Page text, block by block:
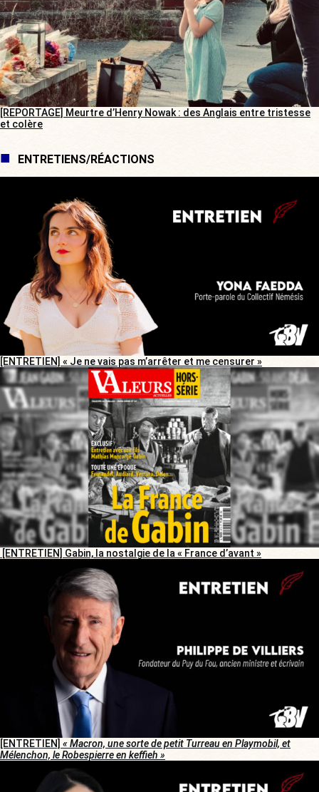
[REPORTAGE] Meurtre d’Henry Nowak : des Anglais entre tristesse
et colère
ENTRETIENS/RÉACTIONS
[ENTRETIEN] « Je ne vais pas m’arrêter et me censurer »
[ENTRETIEN] Gabin, la nostalgie de la « France d’avant »
[ENTRETIEN] « Macron, une sorte de petit Turreau en Playmobil, et
Mélenchon, le Robespierre en keffieh »